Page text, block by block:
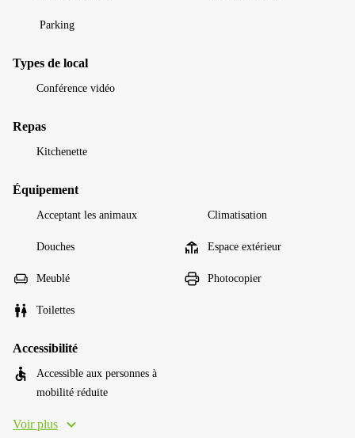
Parking
Types de local
Conférence vidéo
Repas
Kitchenette
Équipement
Acceptant les animaux Climatisation
Douches Espace extérieur
Meublé Photocopier
Toilettes
Accessibilité
Accessible aux personnes à
mobilité réduite
Voir plus